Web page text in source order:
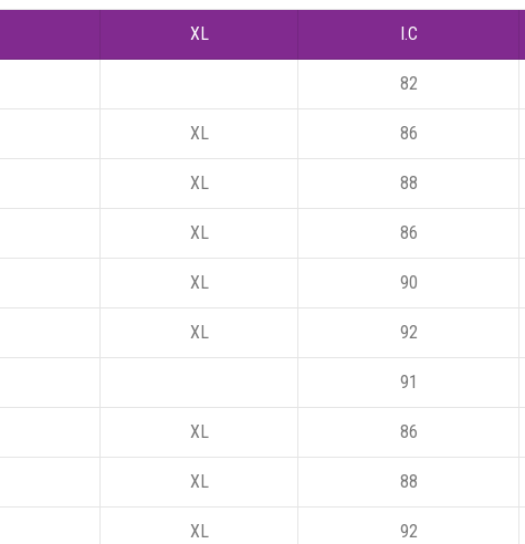
XL I.C
82
XL 86
XL 88
XL 86
XL 90
XL 92
91
XL 86
XL 88
XL 92